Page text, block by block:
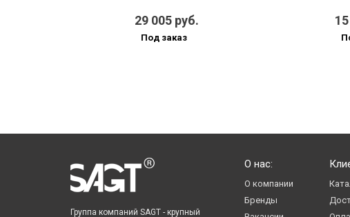
29 005 руб.
Под заказ
Группа компаний SAGT - крупный
О нас:
О компании
Бренды